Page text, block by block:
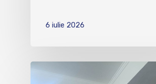
6 iulie 2026